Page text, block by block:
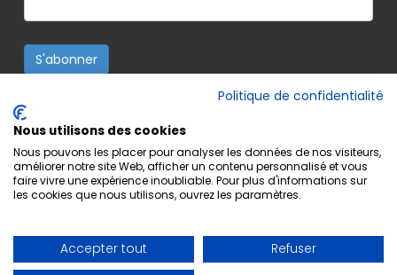
S'abonner
Politique de confidentialité
Nous utilisons des cookies
Nous pouvons les placer pour analyser les données de nos visiteurs,
améliorer notre site Web, afficher un contenu personnalisé et vous
faire vivre une expérience inoubliable. Pour plus d'informations sur
les cookies que nous utilisons, ouvrez les paramètres.
Accepter tout
Refuser